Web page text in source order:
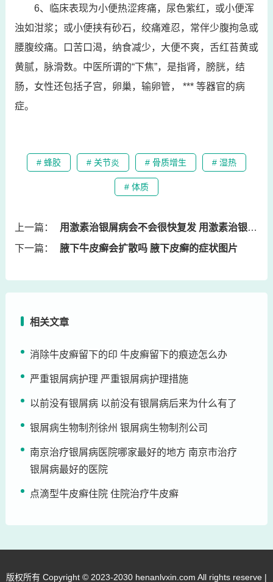
6、临床表现为小便热涩疼痛，尿色紫红，或小便浑
浊如泔浆；或小便挟有砂石，绞痛难忍，常伴少腹拘急或
腰腹绞痛。口苦口渴，纳食减少，大便不爽，舌红苔黄或
黄腻，脉滑数。中医所谓的“下焦”，是指肾，膀胱，结
肠，女性还包括子宫，卵巢，输卵管， *** 等器官的病
症。
# 蜂胶 # 关节炎 # 骨质增生 # 湿热
# 体质
上一篇：
用激素治银屑病会不会很快复发 用激素治银屑病会不会很快复发呢
下一篇：
腋下牛皮癣会扩散吗 腋下皮癣的症状图片
相关文章
消除牛皮癣留下的印 牛皮癣留下的痕迹怎么办
严重银屑病护理 严重银屑病护理措施
以前没有银屑病 以前没有银屑病后来为什么有了
银屑病生物制剂徐州 银屑病生物制剂公司
南京治疗银屑病医院哪家最好的地方 南京市治疗
银屑病最好的医院
点滴型牛皮癣住院 住院治疗牛皮癣
版权所有 Copyright © 2023-2030 henanlvxin.com All rights reserve |